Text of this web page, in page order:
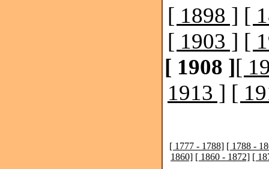
[ 1898 ] [
[ 1903 ] [
[ 1908 ][
1913 ] [
[ 1777 - 1788] [ 1788 -
1860] [ 1860 - 1872] [